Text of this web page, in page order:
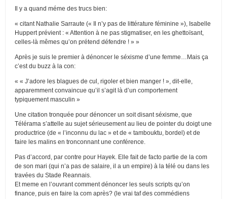
Il y a quand méme des trucs bien:
« citant Nathalie Sarraute (« Il n’y pas de littérature féminine »), Isabelle
Huppert prévient : « Attention à ne pas stigmatiser, en les ghettoïsant,
celles-là mêmes qu’on prétend défendre ! » »
Après je suis le premier à dénoncer le séxisme d’une femme…Mais ça
c’est du buzz à la con:
« « J’adore les blagues de cul, rigoler et bien manger ! », dit-elle,
apparemment convaincue qu’il s’agit là d’un comportement
typiquement masculin »
Une citation tronquée pour dénoncer un soit disant séxisme, que
Télérama s’attelle au sujet sérieusement au lieu de pointer du doigt une
productrice (de « l’inconnu du lac » et de « tambouktu, bordel) et de
faire les malins en tronconnant une conférence.
Pas d’accord, par contre pour Hayek. Elle fait de facto partie de la com
de son mari (qui n’a pas de salaire, il a un empire) à la télé ou dans les
travées du Stade Reannais.
Et meme en l’ouvrant comment dénoncer les seuls scripts qu’on
finance, puis en faire la com après? (le vrai taf des commédiens